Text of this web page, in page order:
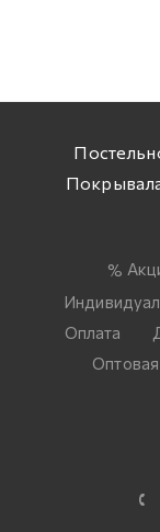
Оплата